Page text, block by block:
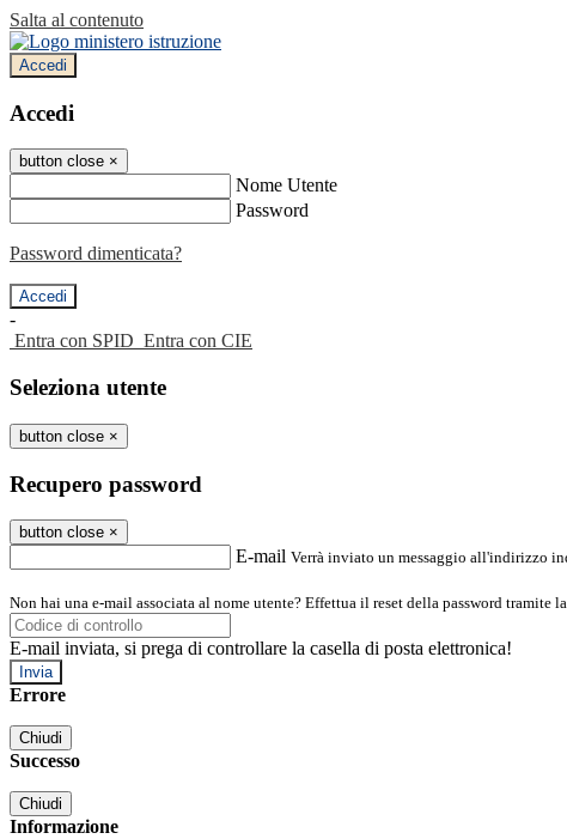
Salta al contenuto
Accedi
Accedi
button close ×
Nome Utente
Password
Password dimenticata?
-
Entra con SPID Entra con CIE
Seleziona utente
button close ×
Recupero password
button close ×
E-mail Verrà inviato un messaggio all'indirizzo
Non hai una e-mail associata al nome utente? Effettua il reset della password tramite la
E-mail inviata, si prega di controllare la casella di posta elettronica!
Errore
Chiudi
Successo
Chiudi
Informazione